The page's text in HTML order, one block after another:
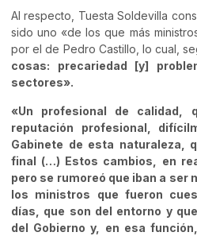
Al respecto, Tuesta Soldevilla
sido uno «de los que más
por el de Pedro Castillo, lo cual,
cosas: precariedad [y]
sectores».
«Un profesional de calidad,
reputación profesional,
Gabinete de esta naturaleza,
final (…) Estos cambios, en
pero se rumoreó que iban a
los ministros que fueron
días, que son del entorno y
del Gobierno y, en esa